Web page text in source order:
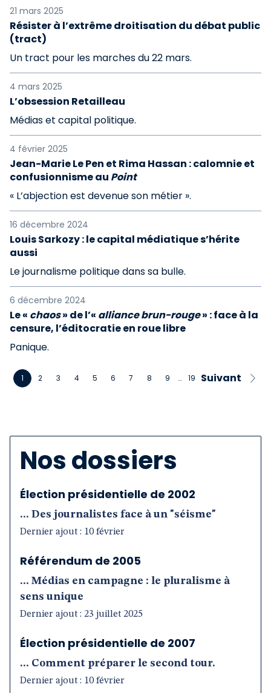
21 mars 2025
Résister à l’extrême droitisation du débat public
(tract)
Un tract pour les marches du 22 mars.
4 mars 2025
L’obsession Retailleau
Médias et capital politique.
4 février 2025
Jean-Marie Le Pen et Rima Hassan : calomnie et
confusionnisme au Point
« L’abjection est devenue son métier ».
16 décembre 2024
Louis Sarkozy : le capital médiatique s’hérite
aussi
Le journalisme politique dans sa bulle.
6 décembre 2024
Le « chaos» de l’« alliance brun-rouge» : face à la
censure, l’éditocratie en roue libre
Panique.
1 2 3 4 5 6 7 8 9 … 19 Suivant
Nos dossiers
Élection présidentielle de 2002
... Des journalistes face à un "séisme"
Dernier ajout : 10 février
Référendum de 2005
... Médias en campagne : le pluralisme à
sens unique
Dernier ajout : 23 juillet 2025
Élection présidentielle de 2007
... Comment préparer le second tour.
Dernier ajout : 10 février